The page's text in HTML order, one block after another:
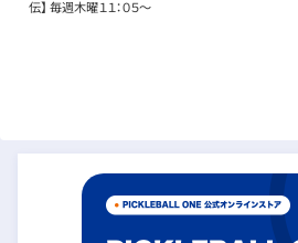
伝】 毎週木曜１１：０５～